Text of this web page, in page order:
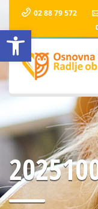
Open toolbar
02 88 79 572